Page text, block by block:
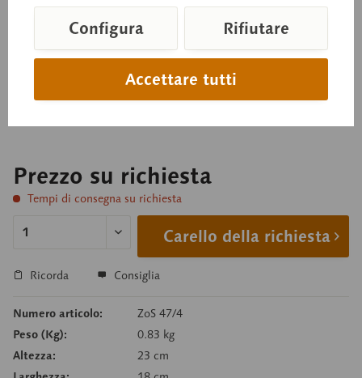
Modello di cervello di ape
Apis mellifica, ingrandita 50x., in plastica SOMSO-
Plast®.
Prezzo su richiesta
Tempi di consegna su richiesta
Carello della richiesta
Ricorda Consiglia
Numero articolo:
ZoS 47/4
Peso (Kg):
0.83 kg
Altezza:
23 cm
Accettare tutti
Configura Rifiutare